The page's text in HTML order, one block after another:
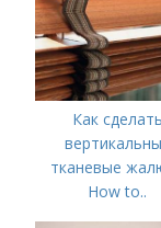
Как сделать
тканевые
How to..